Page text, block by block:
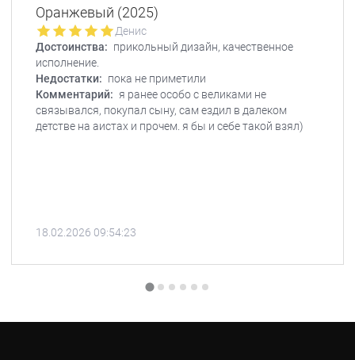
Оранжевый (2025)
Денис
Достоинства:
исполнение.
Недостатки: пока не приметили
Комментарий:
связывался, покупал сыну, сам ездил в далеком
детстве на аистах и прочем. я бы и себе такой взял)
18.02.2026 09:54:23